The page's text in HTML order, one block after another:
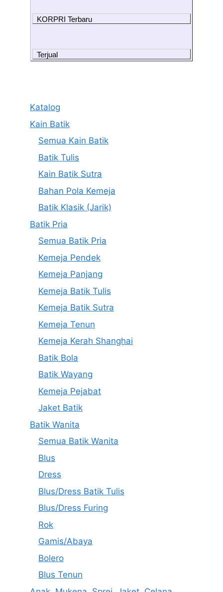
KORPRI Terbaru
Terjual
Katalog
Kain Batik
Semua Kain Batik
Batik Tulis
Kain Batik Sutra
Bahan Pola Kemeja
Batik Klasik (Jarik)
Batik Pria
Semua Batik Pria
Kemeja Pendek
Kemeja Panjang
Kemeja Batik Tulis
Kemeja Batik Sutra
Kemeja Tenun
Kemeja Kerah Shanghai
Batik Bola
Batik Wayang
Kemeja Pejabat
Jaket Batik
Batik Wanita
Semua Batik Wanita
Blus
Dress
Blus/Dress Batik Tulis
Blus/Dress Furing
Rok
Gamis/Abaya
Bolero
Blus Tenun